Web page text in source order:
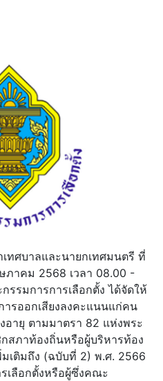
ศบาลและนายกเทศมนตรี ที่
ภาคม 2568 เวลา 08.00 -
รมการการเลือกตั้ง ได้จัดให้
รออกเสียงลงคะแนนแก่คน
ายุ ตามมาตรา 82 แห่งพระ
สภาท้องถิ่นหรือผู้บริหารท้อง
เติมถึง (ฉบับที่ 2) พ.ศ. 2566
ลือกตั้งหรือผู้ซึ่งคณะ